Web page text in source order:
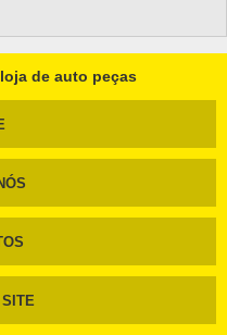
de auto peças
SITE